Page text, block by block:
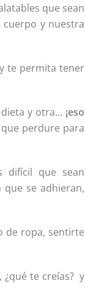
que sean
cuerpo y nuestra
te permita tener
y otra… ¡eso
perdure para
difícil que sean
se adhieran,
de ropa, sentirte
¿qué te creías? y